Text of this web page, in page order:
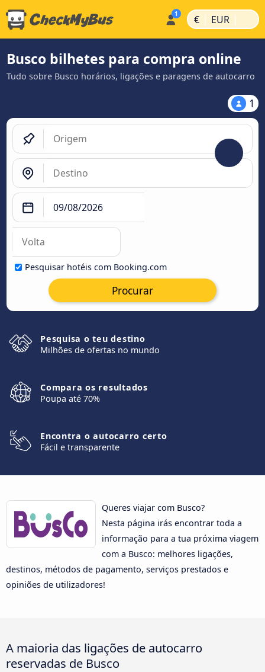
€ | EUR |
Busco bilhetes para compra online
Tudo sobre Busco horários, ligações e paragens de autocarro
1
Pesquisar hotéis com Booking.com
Procurar
Pesquisa o teu destino
Milhões de ofertas no mundo
Compara os resultados
Poupa até 70%
Encontra o autocarro certo
Fácil e transparente
Queres viajar com Busco?
Nesta página irás encontrar toda a
informação para a tua próxima viagem
com a Busco: melhores ligações,
destinos, métodos de pagamento, serviços prestados e
opiniões de utilizadores!
A maioria das ligações de autocarro
reservadas de Busco